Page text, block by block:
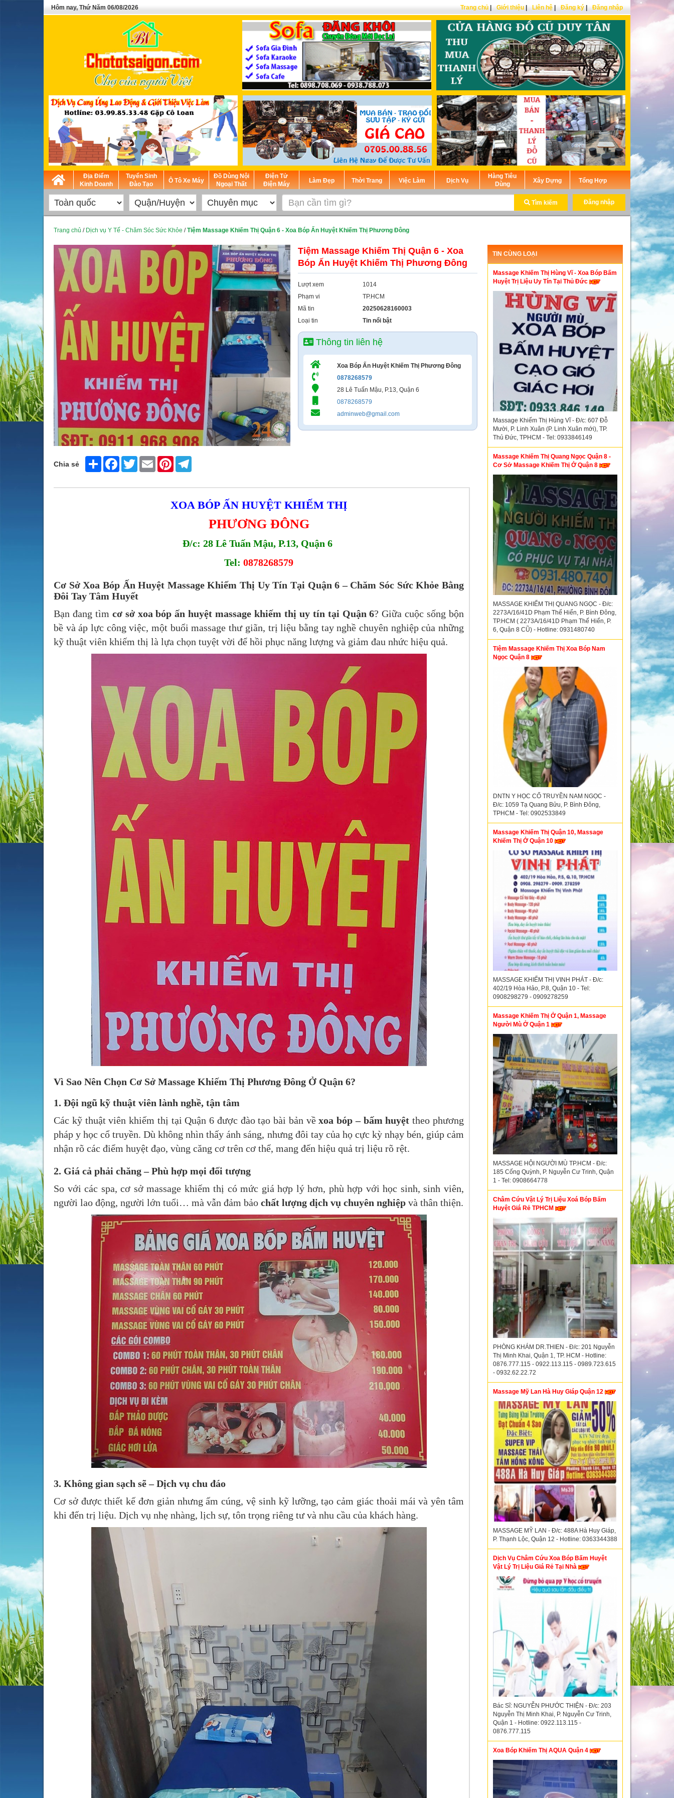
Hôm nay, Thứ Năm 06/08/2026 Trang chủ Giới thiệu Liên hệ Đăng ký Đăng nhập
Địa Điểm
Kinh Doanh
Tuyển Sinh
Đào Tạo
Ô Tô Xe Máy
Đồ Dùng Nội
Ngoại Thất
Điện Tử
Điện Máy
Làm Đẹp Thời Trang Việc Làm Dịch Vụ
Hàng Tiêu
Dùng
Xây Dựng Tổng Hợp
Tìm kiếm Đăng nhập
Trang chủ / Dịch vụ Y Tế - Chăm Sóc Sức Khỏe /Tiệm Massage Khiếm Thị Quận 6 - Xoa Bóp Ấn Huyệt Khiếm Thị Phương Đông
Chia sẻ Share FacebookTwitter Email Pinterest
Tiệm Massage Khiếm Thị Quận 6 - Xoa
Bóp Ấn Huyệt Khiếm Thị Phương Đông
Lượt xem
1014
Phạm vi
TP.HCM
Mã tin
20250628160003
Loại tin
Tin nổi bật
Thông tin liên hệ
Xoa Bóp Ấn Huyệt Khiếm Thị Phương Đông
0878268579
28 Lê Tuấn Mậu, P.13, Quận 6
0878268579
adminweb@gmail.com
XOA BÓP ẤN HUYỆT KHIẾM THỊ
PHƯƠNG ĐÔNG
Đ/c: 28 Lê Tuấn Mậu, P.13, Quận 6
Tel: 0878268579
Cơ Sở Xoa Bóp Ấn Huyệt Massage Khiếm Thị Uy Tín Tại Quận 6 – Chăm Sóc Sức Khỏe Bằng
Đôi Tay Tâm Huyết
Bạn đang tìm cơ sở xoa bóp ấn huyệt massage khiếm thị uy tín tại Quận 6? Giữa cuộc sống bộn
bề và áp lực công việc, một buổi massage thư giãn, trị liệu bằng tay nghề chuyên nghiệp của những
kỹ thuật viên khiếm thị là lựa chọn tuyệt vời để hồi phục năng lượng và giảm đau nhức hiệu quả.
Vì Sao Nên Chọn Cơ Sở Massage Khiếm Thị Phương Đông Ở Quận 6?
1. Đội ngũ kỹ thuật viên lành nghề, tận tâm
Các kỹ thuật viên khiếm thị tại Quận 6 được đào tạo bài bản vềxoa bóp – bấm huyệt theo phương
pháp y học cổ truyền. Dù không nhìn thấy ánh sáng, nhưng đôi tay của họ cực kỳ nhạy bén, giúp cảm
nhận rõ các điểm huyệt đạo, vùng căng cơ trên cơ thể, mang đến hiệu quả trị liệu rõ rệt.
2. Giá cả phải chăng – Phù hợp mọi đối tượng
So với các spa, cơ sở massage khiếm thị có mức giá hợp lý hơn, phù hợp với học sinh, sinh viên,
người lao động, người lớn tuổi… mà vẫn đảm bảo chất lượng dịch vụ chuyên nghiệp và thân thiện.
3. Không gian sạch sẽ – Dịch vụ chu đáo
Cơ sở được thiết kế đơn giản nhưng ấm cúng, vệ sinh kỹ lưỡng, tạo cảm giác thoải mái và yên tâm
khi đến trị liệu. Dịch vụ nhẹ nhàng, lịch sự, tôn trọng riêng tư và nhu cầu của khách hàng.
TIN CÙNG LOẠI
Massage Khiếm Thị Hùng Vĩ - Xoa Bóp Bấm
Huyệt Trị Liệu Uy Tín Tại Thủ Đức
Massage Khiếm Thị Hùng Vĩ - Đ/c: 607 Đỗ
Mười, P. Linh Xuân (P. Linh Xuân mới), TP.
Thủ Đức, TPHCM - Tel: 0933846149
Massage Khiếm Thị Quang Ngọc Quận 8 -
Cơ Sở Massage Khiếm Thị Ở Quận 8
MASSAGE KHIẾM THỊ QUANG NGỌC - Đ/c:
2273A/16/41D Phạm Thế Hiển, P. Bình Đông,
TP.HCM ( 2273A/16/41D Phạm Thế Hiển, P.
6, Quận 8 CŨ) - Hotline: 0931480740
Tiệm Massage Khiếm Thị Xoa Bóp Nam
Ngọc Quận 8
DNTN Y HỌC CỔ TRUYỀN NAM NGỌC -
Đ/c: 1059 Tạ Quang Bửu, P. Bình Đông,
TPHCM - Tel: 0902533849
Massage Khiếm Thị Quận 10, Massage
Khiếm Thị Ở Quận 10
MASSAGE KHIẾM THỊ VINH PHÁT - Đ/c:
402/19 Hòa Hảo, P.8, Quận 10 - Tel:
0908298279 - 0909278259
Massage Khiếm Thị Ở Quận 1, Massage
Người Mù Ở Quận 1
MASSAGE HỘI NGƯỜI MÙ TP.HCM - Đ/c:
185 Cống Quỳnh, P. Nguyễn Cư Trinh, Quận
1 - Tel: 0908664778
Châm Cứu Vật Lý Trị Liệu Xoá Bóp Bấm
Huyệt Giá Rẻ TPHCM
PHÒNG KHÁM DR.THIEN - Đ/c: 201 Nguyễn
Thị Minh Khai, Quận 1, TP. HCM - Hotline:
0876.777.115 - 0922.113.115 - 0989.723.615
- 0932.62.22.72
Massage Mỹ Lan Hà Huy Giáp Quận 12
MASSAGE MỸ LAN - Đ/c: 488A Hà Huy Giáp,
P. Thạnh Lộc, Quận 12 - Hotline: 0363344388
Dịch Vụ Châm Cứu Xoa Bóp Bấm Huyệt
Vật Lý Trị Liệu Giá Rẻ Tại Nhà
Bác Sĩ: NGUYỄN PHƯỚC THIỆN - Đ/c: 203
Nguyễn Thị Minh Khai, P. Nguyễn Cư Trinh,
Quận 1 - Hotline: 0922.113.115 -
0876.777.115
Xoa Bóp Khiếm Thị AQUA Quận 4